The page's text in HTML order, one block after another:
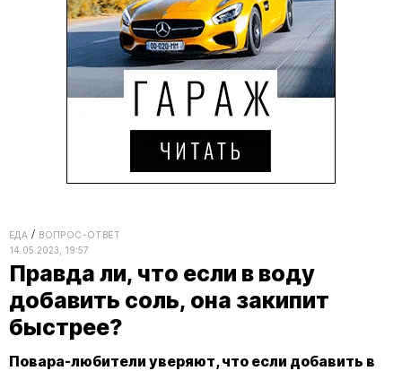
ЕДА
ВОПРОС-ОТВЕТ
14.05.2023, 19:57
Правда ли, что если в воду
добавить соль, она закипит
быстрее?
Повара-любители уверяют, что если добавить в